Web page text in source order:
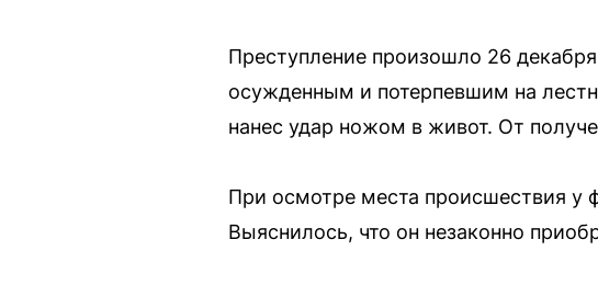
Преступление произошло 26
осужденным и потерпевшим на
нанес удар ножом в живот. От
При осмотре места происшествия у
Выяснилось, что он незаконно